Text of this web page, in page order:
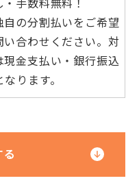
・手数料無料！
自の分割払いをご希望
い合わせください。対
現金支払い・銀行振込
なります。
る